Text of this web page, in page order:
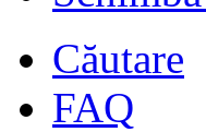
Căutare
FAQ